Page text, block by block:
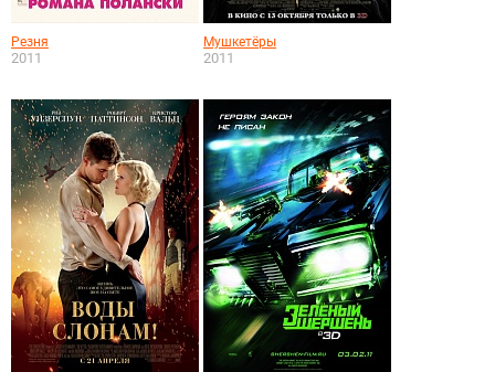
Резня
2011
Мушкетёры
2011